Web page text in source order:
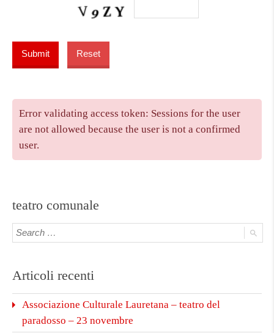
Error validating access token: Sessions for the user
are not allowed because the user is not a confirmed
user.
teatro comunale
Articoli recenti
Associazione Culturale Lauretana – teatro del
paradosso – 23 novembre